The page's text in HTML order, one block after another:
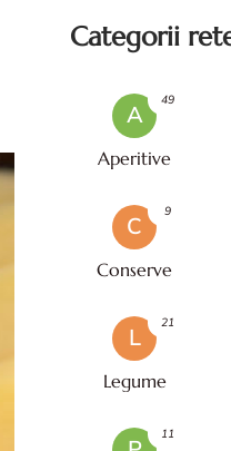
Categorii
A
Aperitive
49
C
Conserve
9
L
Legume
21
11